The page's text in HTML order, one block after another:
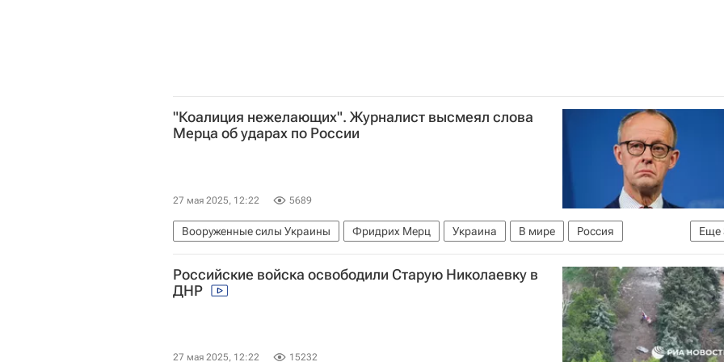
"Коалиция нежелающих". Журналист высмеял слова
Мерца об ударах по России
27 мая 2025, 12:22 5689
Еще
Вооруженные силы Украины Фридрих Мерц Украина В мире
Россия
Германия
Чей Боуз Мария Захарова
Российские войска освободили Старую Николаевку в
ДНР
27 мая 2025, 12:22 15232